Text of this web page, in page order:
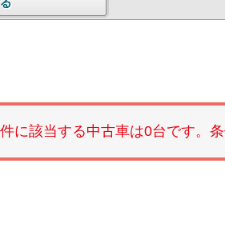
に該当する中古車は0台です。